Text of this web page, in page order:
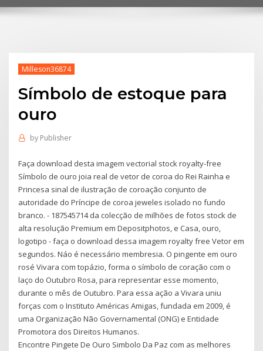
Milleson36874
Símbolo de estoque para
ouro
by Publisher
Faça download desta imagem vectorial stock royalty-free
Símbolo de ouro joia real de vetor de coroa do Rei Rainha e
Princesa sinal de ilustração de coroação conjunto de
autoridade do Príncipe de coroa jeweles isolado no fundo
branco. - 187545714 da colecção de milhões de fotos stock de
alta resolução Premium em Depositphotos, e Casa, ouro,
logotipo - faça o download dessa imagem royalty free Vetor em
segundos. Náo é necessário membresia. O pingente em ouro
rosé Vivara com topázio, forma o símbolo de coração com o
laço do Outubro Rosa, para representar esse momento,
durante o mês de Outubro. Para essa ação a Vivara uniu
forças com o Instituto Américas Amigas, fundada em 2009, é
uma Organização Não Governamental (ONG) e Entidade
Promotora dos Direitos Humanos.
Encontre Pingete De Ouro Simbolo Da Paz com as melhores